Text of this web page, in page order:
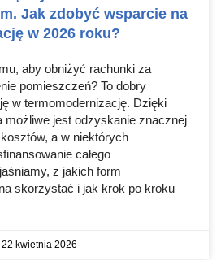
Jak zdobyć wsparcie na
w 2026 roku?
aby obniżyć rachunki za
pomieszczeń? To dobry
w termomodernizację. Dzięki
możliwe jest odzyskanie znacznej
a w niektórych
całego
z jakich form
skorzystać i jak krok po kroku
22 kwietnia 2026